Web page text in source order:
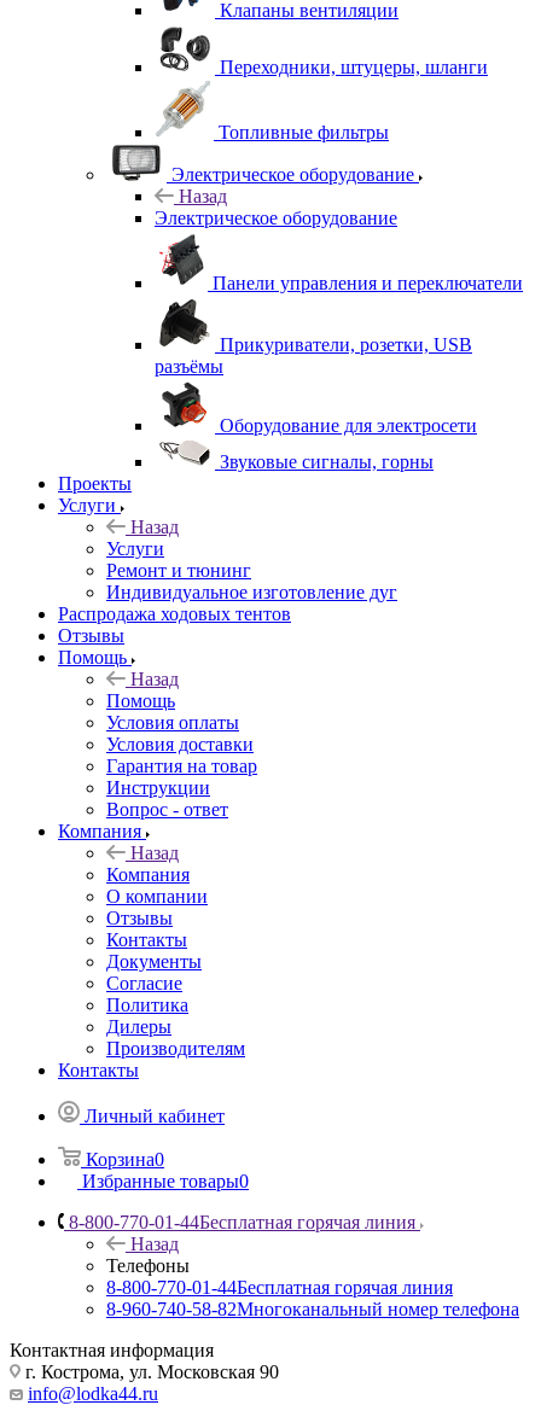
Клапаны вентиляции
Переходники, штуцеры, шланги
Топливные фильтры
Электрическое оборудование
Назад
Электрическое оборудование
Панели управления и переключатели
Прикуриватели, розетки, USB
разъёмы
Оборудование для электросети
Звуковые сигналы, горны
Проекты
Услуги
Назад
Услуги
Ремонт и тюнинг
Индивидуальное изготовление дуг
Распродажа ходовых тентов
Отзывы
Помощь
Назад
Помощь
Условия оплаты
Условия доставки
Гарантия на товар
Инструкции
Вопрос - ответ
Компания
Назад
Компания
О компании
Отзывы
Контакты
Документы
Согласие
Политика
Дилеры
Производителям
Контакты
Личный кабинет
Корзина0
Избранные товары0
8-800-770-01-44Бесплатная горячая линия
Назад
Телефоны
8-800-770-01-44Бесплатная горячая линия
8-960-740-58-82Многоканальный номер телефона
Контактная информация
г. Кострома, ул. Московская 90
info@lodka44.ru